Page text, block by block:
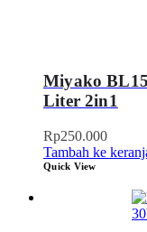
Miyako
Liter 2in1
Rp250.000
Tambah ke
Quick View